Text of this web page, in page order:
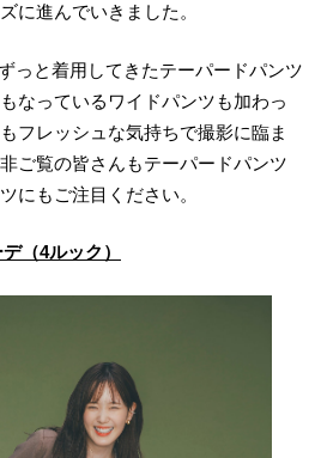
に進んでいきました。
っと着用してきたテーパードパンツ
なっているワイドパンツも加わっ
フレッシュな気持ちで撮影に臨ま
ご覧の皆さんもテーパードパンツ
にもご注目ください。
（4ルック）